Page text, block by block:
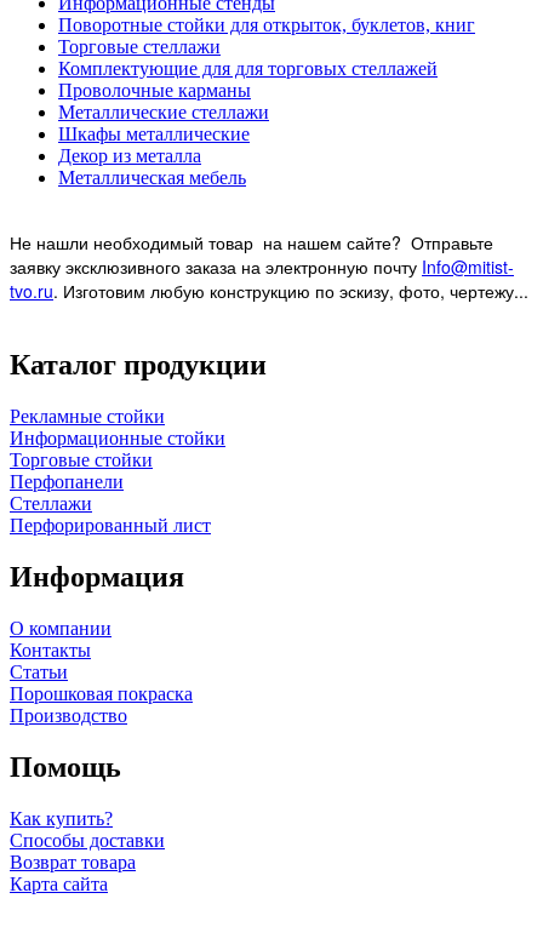
Поворотные стойки для открыток, буклетов, книг
Торговые стеллажи
Комплектующие для для торговых стеллажей
Проволочные карманы
Металлические стеллажи
Шкафы металлические
Декор из металла
Металлическая мебель
Не нашли необходимый товар на нашем сайте? Отправьте
заявку эксклюзивного заказа на электронную почту Info@mitist-
tvo.ru. Изготовим любую конструкцию по эскизу, фото, чертежу...
Каталог продукции
Рекламные стойки
Информационные стойки
Торговые стойки
Перфопанели
Стеллажи
Перфорированный лист
Информация
О компании
Контакты
Статьи
Порошковая покраска
Производство
Помощь
Как купить?
Способы доставки
Возврат товара
Карта сайта